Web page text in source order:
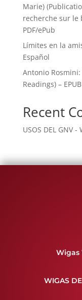
Marie)
recherche sur le
PDF/ePub
Límites en la
Español
Antonio Rosmini:
Readings) –
Recent
USOS DEL GNV -
Wigas
WIGAS